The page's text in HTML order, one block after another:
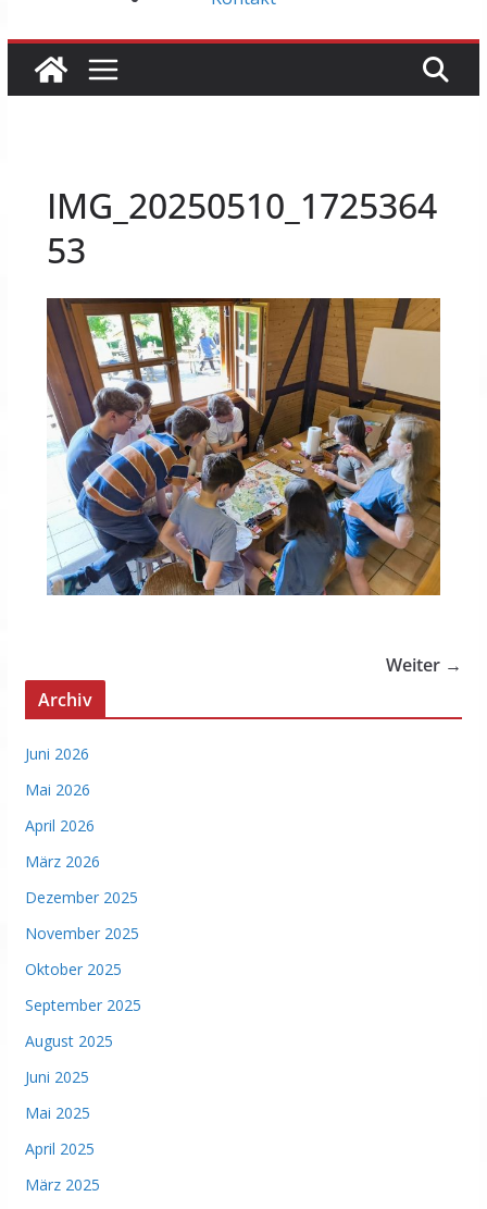
IMG_20250510_1725364
53
Weiter →
Archiv
Juni 2026
Mai 2026
April 2026
März 2026
Dezember 2025
November 2025
Oktober 2025
September 2025
August 2025
Juni 2025
Mai 2025
April 2025
März 2025